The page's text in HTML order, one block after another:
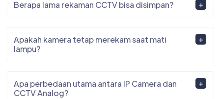
Berapa lama rekaman CCTV bisa disimpan?
Apakah kamera tetap merekam saat mati
lampu?
Apa perbedaan utama antara IP Camera dan
CCTV Analog?